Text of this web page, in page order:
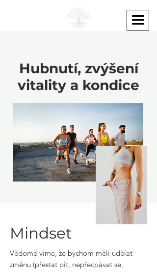
Hubnutí, zvýšení
vitality a kondice
Mindset
Vědomě víme, že bychom měli udělat
změnu (přestat pít, nepřecpávat se,